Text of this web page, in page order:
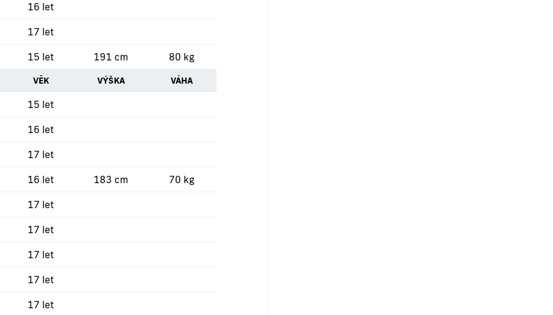
16 let
17 let
15 let 191 cm 80 kg
VĚK VÝŠKA VÁHA
15 let
16 let
17 let
16 let 183 cm 70 kg
17 let
17 let
17 let
17 let
17 let